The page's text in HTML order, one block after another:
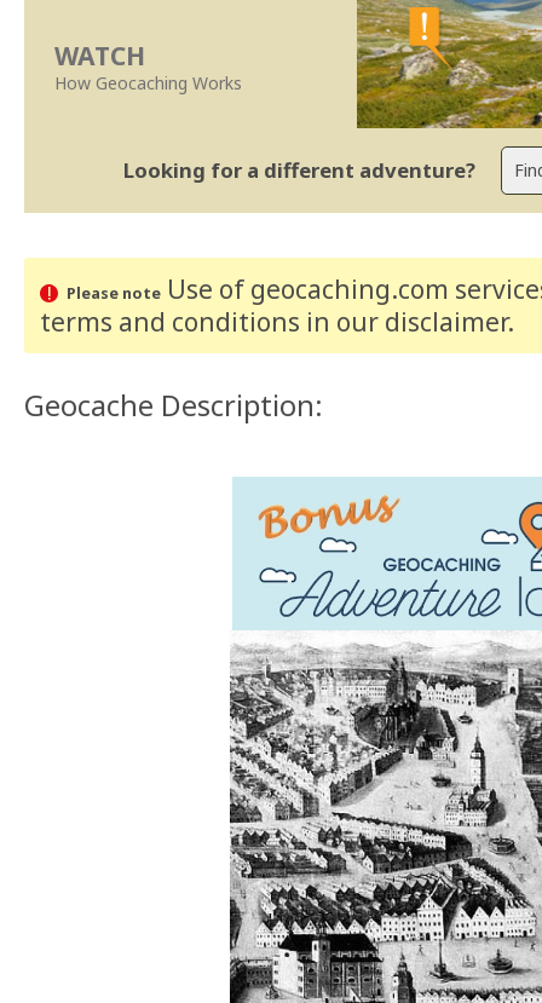
WATCH
How Geocaching Works
Looking for a different adventure?
Please noteUse of geocaching.com
terms and conditions in our disclaimer.
Geocache Description: